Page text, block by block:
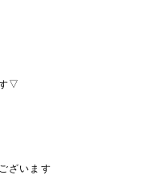
▽
ざいます